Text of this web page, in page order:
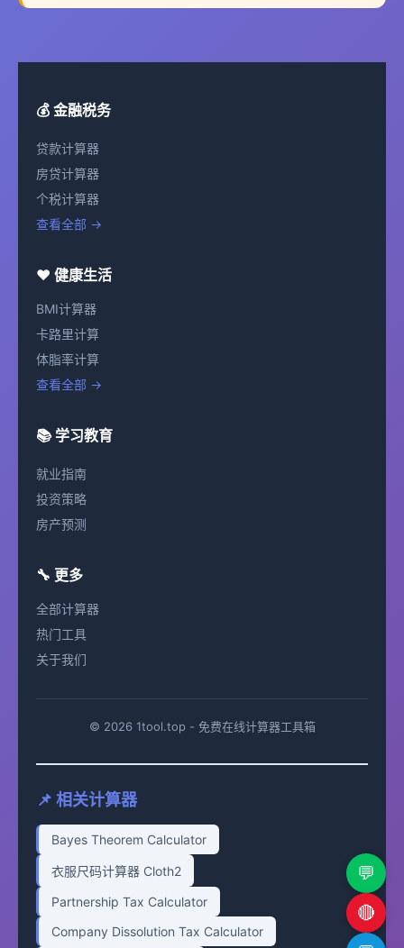
💬
🔴
💰 金融税务
贷款计算器
房贷计算器
个税计算器
查看全部 →
❤️ 健康生活
BMI计算器
卡路里计算
体脂率计算
查看全部 →
📚 学习教育
就业指南
投资策略
房产预测
🔧 更多
全部计算器
热门工具
关于我们
© 2026 1tool.top - 免费在线计算器工具箱
📌 相关计算器
Bayes Theorem Calculator
衣服尺码计算器 Cloth2
Partnership Tax Calculator
Company Dissolution Tax Calculator